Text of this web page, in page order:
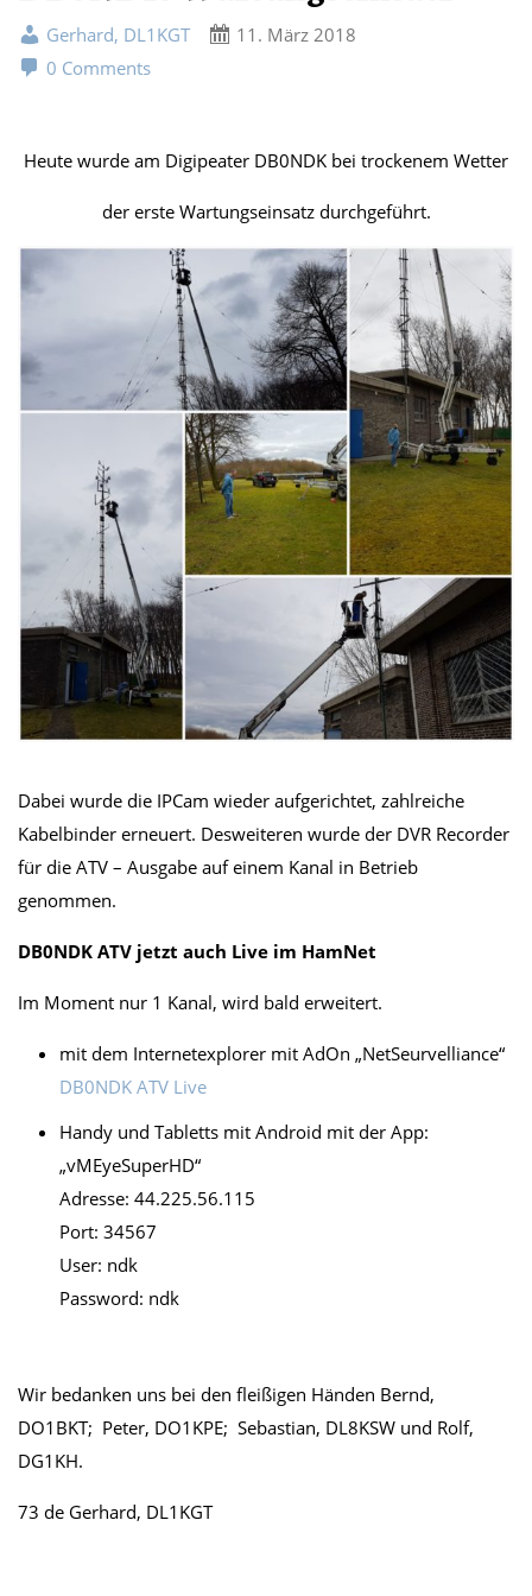
Gerhard, DL1KGT
11. März 2018
0 Comments
Heute wurde am Digipeater DB0NDK bei trockenem Wetter
der erste Wartungseinsatz durchgeführt.
Dabei wurde die IPCam wieder aufgerichtet, zahlreiche
Kabelbinder erneuert. Desweiteren wurde der DVR Recorder
für die ATV – Ausgabe auf einem Kanal in Betrieb
genommen.
DB0NDK ATV jetzt auch Live im HamNet
Im Moment nur 1 Kanal, wird bald erweitert.
mit dem Internetexplorer mit AdOn „NetSeurvelliance“
DB0NDK ATV Live
Handy und Tabletts mit Android mit der App:
„vMEyeSuperHD“
Adresse: 44.225.56.115
Port: 34567
User: ndk
Password: ndk
Wir bedanken uns bei den fleißigen Händen Bernd,
DO1BKT; Peter, DO1KPE; Sebastian, DL8KSW und Rolf,
DG1KH.
73 de Gerhard, DL1KGT